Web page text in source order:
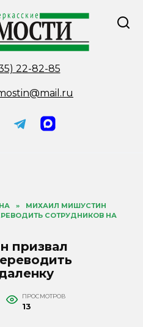
22-82-85
»
МИХАИЛ МИШУСТИН
СОТРУДНИКОВ НА
призвал
ПРОСМОТРОВ
13